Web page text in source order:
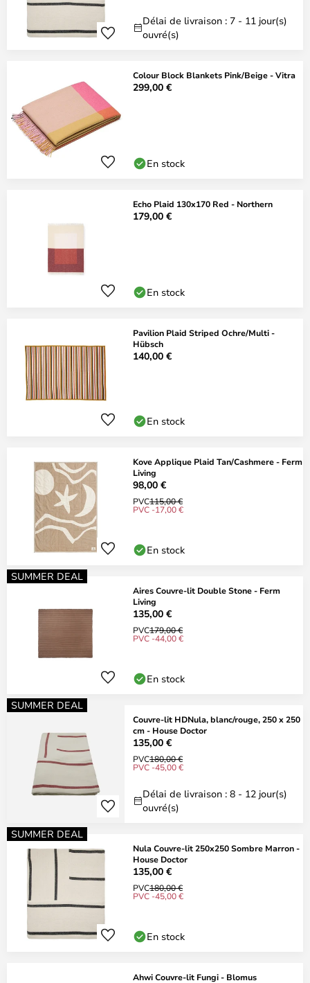
Délai de livraison : 7 - 11 jour(s)
ouvré(s)
Colour Block Blankets Pink/Beige - Vitra
299,00 €
En stock
Echo Plaid 130x170 Red - Northern
179,00 €
En stock
Pavilion Plaid Striped Ochre/Multi -
Hübsch
140,00 €
En stock
Kove Applique Plaid Tan/Cashmere - Ferm
Living
98,00 €
PVC115,00 €
PVC -17,00 €
En stock
SUMMER DEAL
Aires Couvre-lit Double Stone - Ferm
Living
135,00 €
PVC179,00 €
PVC -44,00 €
En stock
SUMMER DEAL
Couvre-lit HDNula, blanc/rouge, 250 x 250
cm - House Doctor
135,00 €
PVC180,00 €
PVC -45,00 €
Délai de livraison : 8 - 12 jour(s)
ouvré(s)
SUMMER DEAL
Nula Couvre-lit 250x250 Sombre Marron -
House Doctor
135,00 €
PVC180,00 €
PVC -45,00 €
En stock
Ahwi Couvre-lit Fungi - Blomus